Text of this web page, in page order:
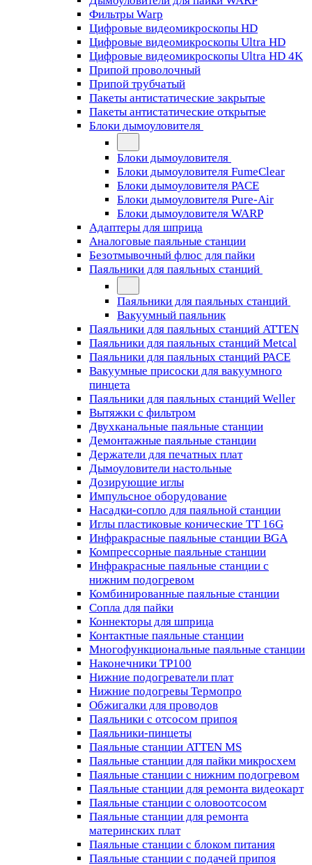
Фильтры Warp
Цифровые видеомикроскопы HD
Цифровые видеомикроскопы Ultra HD
Цифровые видеомикроскопы Ultra HD 4K
Припой проволочный
Припой трубчатый
Пакеты антистатические закрытые
Пакеты антистатические открытые
Блоки дымоуловителя
Блоки дымоуловителя
Блоки дымоуловителя FumeClear
Блоки дымоуловителя PACE
Блоки дымоуловителя Pure-Air
Блоки дымоуловителя WARP
Адаптеры для шприца
Аналоговые паяльные станции
Безотмывочный флюс для пайки
Паяльники для паяльных станций
Паяльники для паяльных станций
Вакуумный паяльник
Паяльники для паяльных станций ATTEN
Паяльники для паяльных станций Metcal
Паяльники для паяльных станций PACE
Вакуумные присоски для вакуумного
пинцета
Паяльники для паяльных станций Weller
Вытяжки с фильтром
Двухканальные паяльные станции
Демонтажные паяльные станции
Держатели для печатных плат
Дымоуловители настольные
Дозирующие иглы
Импульсное оборудование
Насадки-сопло для паяльной станции
Иглы пластиковые конические TT 16G
Инфракрасные паяльные станции BGA
Компрессорные паяльные станции
Инфракрасные паяльные станции с
нижним подогревом
Комбинированные паяльные станции
Сопла для пайки
Коннекторы для шприца
Контактные паяльные станции
Многофункциональные паяльные станции
Наконечники TP100
Нижние подогреватели плат
Нижние подогревы Термопро
Обжигалки для проводов
Паяльники с отсосом припоя
Паяльники-пинцеты
Паяльные станции ATTEN MS
Паяльные станции для пайки микросхем
Паяльные станции с нижним подогревом
Паяльные станции для ремонта видеокарт
Паяльные станции с оловоотсосом
Паяльные станции для ремонта
материнских плат
Паяльные станции с блоком питания
Паяльные станции с подачей припоя